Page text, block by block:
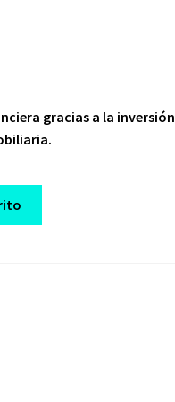
gracias a la inversión